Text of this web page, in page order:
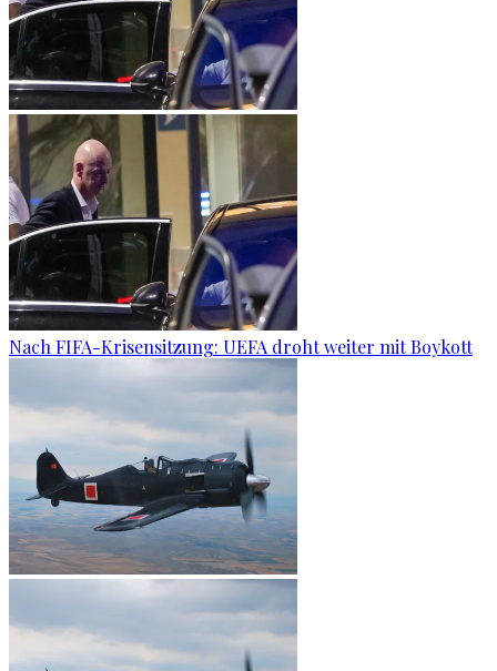
Nach FIFA-Krisensitzung: UEFA droht weiter mit Boykott